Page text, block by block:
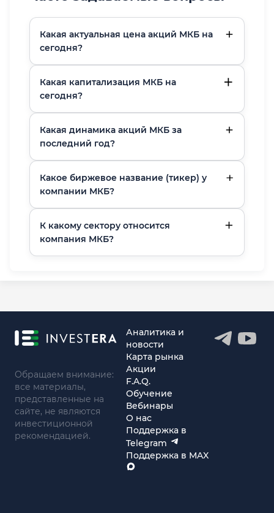
Какая актуальная цена акций МКБ на
сегодня?
Какая капитализация МКБ на
сегодня?
Какая динамика акций МКБ за
последний год?
Какое биржевое название (тикер) у
компании МКБ?
К какому сектору относится
компания МКБ?
Обращаем внимание:
все материалы,
представленные на
сайте, не являются
инвестиционной
рекомендацией.
Аналитика и
новости
Карта рынка
Акции
F.A.Q.
Обучение
Вебинары
О нас
Поддержка в
Telegram
Поддержка в MAX